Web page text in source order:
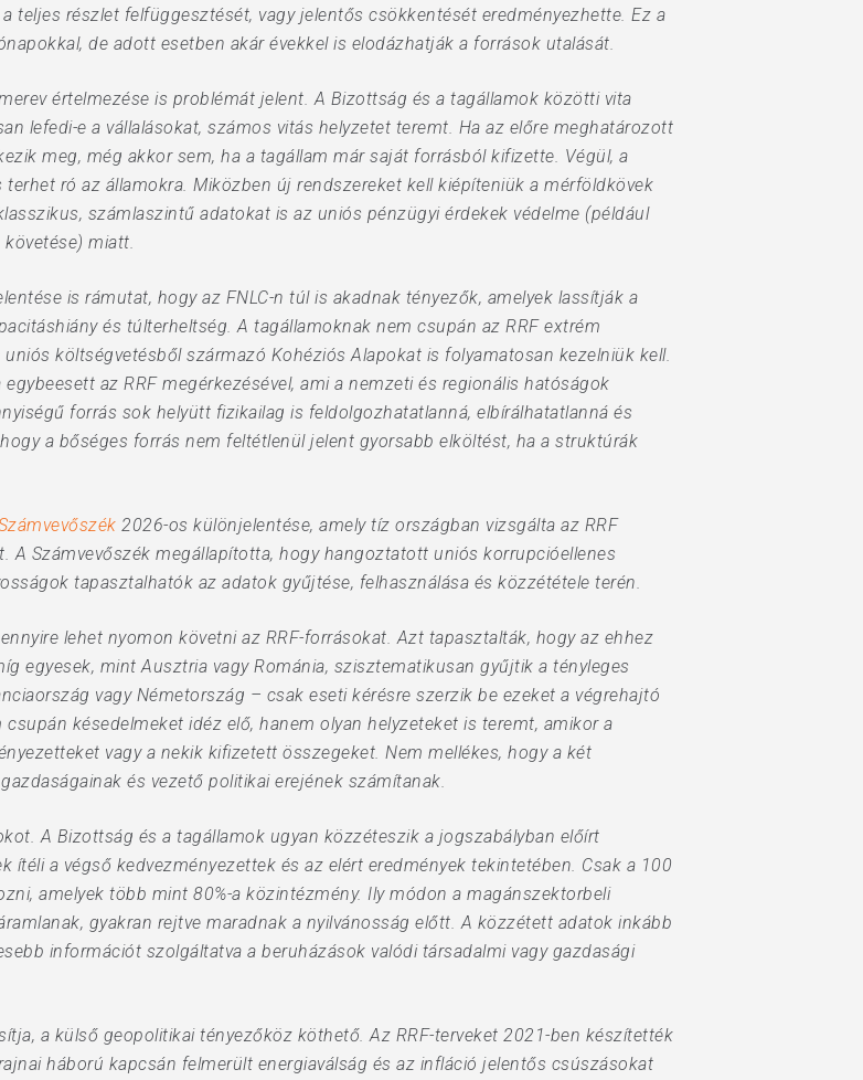
teljes részlet felfüggesztését, vagy jelentős csökkentését eredményezhette. Ez a
de adott esetben akár évekkel is elodázhatják a források utalását.
értelmezése is problémát jelent. A Bizottság és a tagállamok közötti vita
lefedi-e a vállalásokat, számos vitás helyzetet teremt. Ha az előre meghatározott
meg, még akkor sem, ha a tagállam már saját forrásból kifizette. Végül, a
ró az államokra. Miközben új rendszereket kell kiépíteniük a mérföldkövek
számlaszintű adatokat is az uniós pénzügyi érdekek védelme (például
miatt.
is rámutat, hogy az FNLC-n túl is akadnak tényezők, amelyek lassítják a
és túlterheltség. A tagállamoknak nem csupán az RRF extrém
költségvetésből származó Kohéziós Alapokat is folyamatosan kezelniük kell.
az RRF megérkezésével, ami a nemzeti és regionális hatóságok
forrás sok helyütt fizikailag is feldolgozhatatlanná, elbírálhatatlanná és
a bőséges forrás nem feltétlenül jelent gyorsabb elköltést, ha a struktúrák
2026-os különjelentése, amely tíz országban vizsgálta az RRF
Számvevőszék megállapította, hogy hangoztatott uniós korrupcióellenes
tapasztalhatók az adatok gyűjtése, felhasználása és közzététele terén.
lehet nyomon követni az RRF-forrásokat. Azt tapasztalták, hogy az ehhez
egyesek, mint Ausztria vagy Románia, szisztematikusan gyűjtik a tényleges
vagy Németország – csak eseti kérésre szerzik be ezeket a végrehajtó
késedelmeket idéz elő, hanem olyan helyzeteket is teremt, amikor a
vagy a nekik kifizetett összegeket. Nem mellékes, hogy a két
és vezető politikai erejének számítanak.
A Bizottság és a tagállamok ugyan közzéteszik a jogszabályban előírt
ítéli a végső kedvezményezettek és az elért eredmények tekintetében. Csak a 100
amelyek több mint 80%-a közintézmény. Ily módon a magánszektorbeli
gyakran rejtve maradnak a nyilvánosság előtt. A közzétett adatok inkább
információt szolgáltatva a beruházások valódi társadalmi vagy gazdasági
a külső geopolitikai tényezőköz köthető. Az RRF-terveket 2021-ben készítették
háború kapcsán felmerült energiaválság és az infláció jelentős csúszásokat